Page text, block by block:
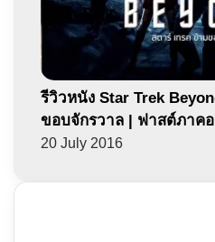
รีวิวหนัง Star Trek
ขอบจักรวาล | ฟาสต์ภาค
20 July 2016